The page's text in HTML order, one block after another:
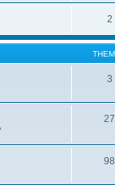
2
3
27
98